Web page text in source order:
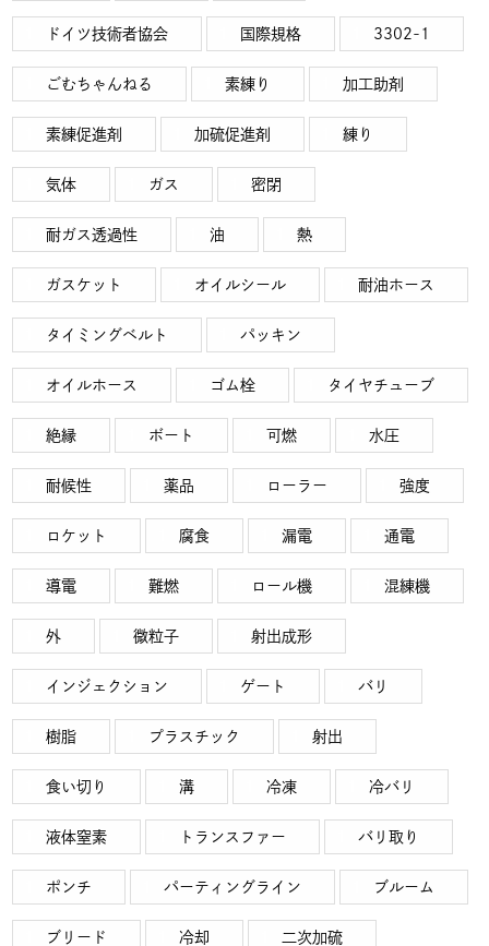
ドイツ技術者協会 国際規格 3302-1
ごむちゃんねる 素練り 加工助剤
素練促進剤 加硫促進剤 練り
気体 ガス 密閉
耐ガス透過性 油 熱
ガスケット オイルシール 耐油ホース
タイミングベルト パッキン
オイルホース ゴム栓 タイヤチューブ
絶縁 ボート 可燃 水圧
耐候性 薬品 ローラー 強度
ロケット 腐食 漏電 通電
導電 難燃 ロール機 混練機
外 微粒子 射出成形
インジェクション ゲート バリ
樹脂 プラスチック 射出
食い切り 溝 冷凍 冷バリ
液体窒素 トランスファー バリ取り
ポンチ パーティングライン ブルーム
ブリード 冷却 二次加硫